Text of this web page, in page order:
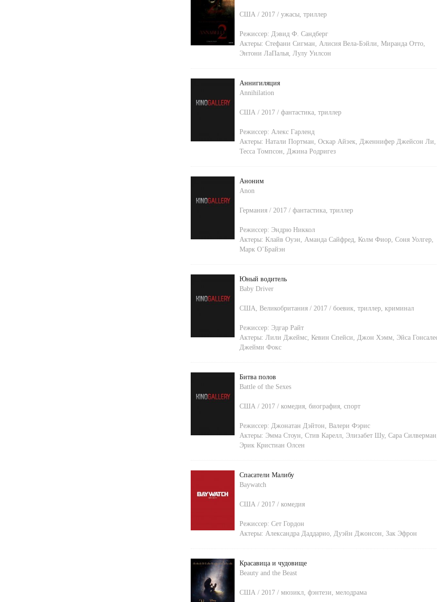
США / 2017 / ужасы, триллер
Режиссер: Дэвид Ф. Сандберг
Актеры: Стефани Сигман, Алисия Вела-Бэйли, Миранда Отто,
Энтони ЛаПалья, Лулу Уилсон
Аннигиляция
Annihilation
США / 2017 / фантастика, триллер
Режиссер: Алекс Гарленд
Актеры: Натали Портман, Оскар Айзек, Дженнифер Джейсон Ли,
Тесса Томпсон, Джина Родригез
Аноним
Anon
Германия / 2017 / фантастика, триллер
Режиссер: Эндрю Никкол
Актеры: Клайв Оуэн, Аманда Сайфред, Колм Фиор, Соня Уолгер,
Марк О’Брайэн
Юный водитель
Baby Driver
США, Великобритания / 2017 / боевик, триллер, криминал
Режиссер: Эдгар Райт
Актеры: Лили Джеймс, Кевин Спейси, Джон Хэмм, Эйса
Джейми Фокс
Битва полов
Battle of the Sexes
США / 2017 / комедия, биография, спорт
Режиссер: Джонатан Дэйтон, Валери Фэрис
Актеры: Эмма Стоун, Стив Карелл, Элизабет Шу, Сара Силверман
Эрик Кристиан Олсен
Спасатели Малибу
Baywatch
США / 2017 / комедия
Режиссер: Сет Гордон
Актеры: Александра Даддарио, Дуэйн Джонсон, Зак Эфрон
Красавица и чудовище
Beauty and the Beast
США / 2017 / мюзикл, фэнтези, мелодрама